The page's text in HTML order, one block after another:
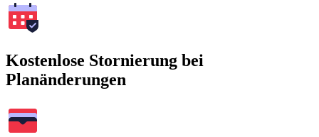
Kostenlose Stornierung bei
Planänderungen